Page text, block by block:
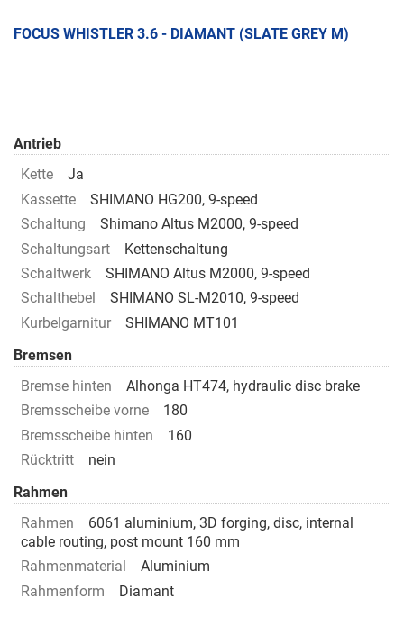
FOCUS WHISTLER 3.6 - DIAMANT (SLATE GREY M)
Antrieb
Kette
Ja
Kassette
SHIMANO HG200, 9-speed
Schaltung
Shimano Altus M2000, 9-speed
Schaltungsart
Kettenschaltung
Schaltwerk
SHIMANO Altus M2000, 9-speed
Schalthebel
SHIMANO SL-M2010, 9-speed
Kurbelgarnitur
SHIMANO MT101
Bremsen
Bremse hinten
Alhonga HT474, hydraulic disc brake
Bremsscheibe vorne
180
Bremsscheibe hinten
160
Rücktritt
nein
Rahmen
Rahmen
6061 aluminium, 3D forging, disc, internal
cable routing, post mount 160 mm
Rahmenmaterial
Aluminium
Rahmenform
Diamant